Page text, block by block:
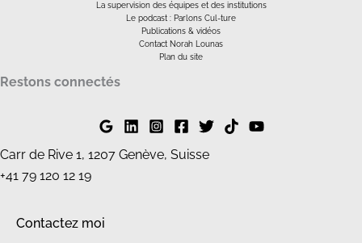
La supervision des équipes et des institutions
Le podcast : Parlons Cul-ture
Publications & vidéos
Contact Norah Lounas
Plan du site
Restons connectés
Carr de Rive 1, 1207 Genève, Suisse
+41 79 120 12 19
Contactez moi